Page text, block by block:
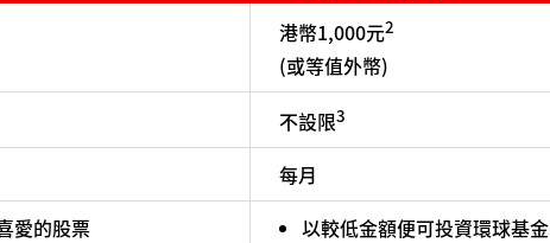
港幣1,000元2
(或等值外幣)
不設限3
每月
愛的股票
以較低金額便可投資環球基金